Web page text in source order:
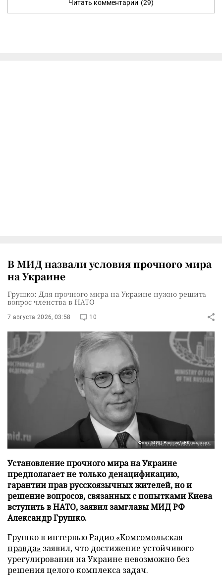
Читать комментарии (29)
В МИД назвали условия прочного мира
на Украине
Грушко: Для прочного мира на Украине нужно решить
вопрос членства в НАТО
7 августа 2026, 03:58 10
Фото: МИД России/«ВКонтакте»
Установление прочного мира на Украине
предполагает не только денацификацию,
гарантии прав русскоязычных жителей, но и
решение вопросов, связанных с попытками Киева
вступить в НАТО, заявил замглавы МИД РФ
Александр Грушко.
Грушко в интервьюРадио «Комсомольская
правда» заявил, что достижение устойчивого
урегулирования на Украине невозможно без
решения целого комплекса задач.